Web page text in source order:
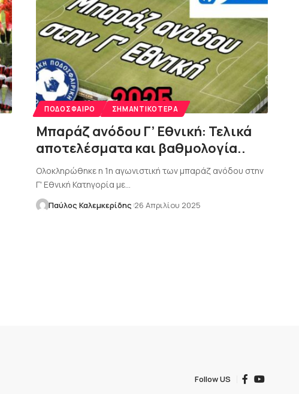
ΠΟΔΌΣΦΑΙΡΟ ΣΗΜΑΝΤΙΚΌΤΕΡΑ
Μπαράζ ανόδου Γ’ Εθνική: Τελικά
αποτελέσματα και βαθμολογία..
Ολοκληρώθηκε η 1η αγωνιστική των μπαράζ ανόδου στην
Γ' Εθνική Κατηγορία με…
Παύλος Καλεμκερίδης 26 Απριλίου 2025
Follow US